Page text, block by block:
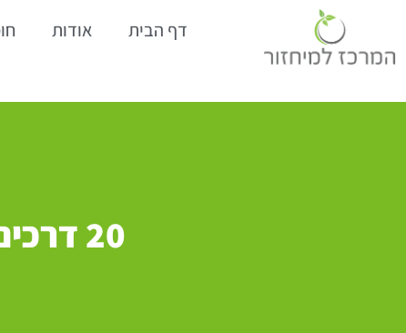
דף הבית אודות
20 דרכים יעילות לחנך ילדים על מיחזור נחושת